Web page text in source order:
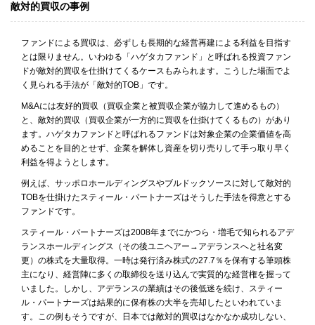
敵対的買収の事例
ファンドによる買収は、必ずしも長期的な経営再建による利益を目指す
とは限りません。いわゆる「ハゲタカファンド」と呼ばれる投資ファン
ドが敵対的買収を仕掛けてくるケースもみられます。こうした場面でよ
く見られる手法が「敵対的TOB」です。
M&Aには友好的買収（買収企業と被買収企業が協力して進めるもの）
と、敵対的買収（買収企業が一方的に買収を仕掛けてくるもの）があり
ます。ハゲタカファンドと呼ばれるファンドは対象企業の企業価値を高
めることを目的とせず、企業を解体し資産を切り売りして手っ取り早く
利益を得ようとします。
例えば、サッポロホールディングスやブルドックソースに対して敵対的
TOBを仕掛けたスティール・パートナーズはそうした手法を得意とする
ファンドです。
スティール・パートナーズは2008年までにかつら・増毛で知られるアデ
ランスホールディングス（その後ユニヘアー→アデランスへと社名変
更）の株式を大量取得。一時は発行済み株式の27.7％を保有する筆頭株
主になり、経営陣に多くの取締役を送り込んで実質的な経営権を握って
いました。しかし、アデランスの業績はその後低迷を続け、スティー
ル・パートナーズは結果的に保有株の大半を売却したといわれていま
す。この例もそうですが、日本では敵対的買収はなかなか成功しない、